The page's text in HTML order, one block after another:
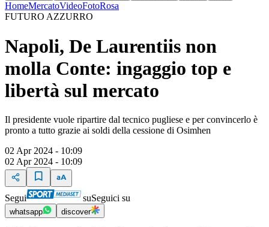
HomeMercatoVideoFotoRosa
FUTURO AZZURRO
Napoli, De Laurentiis non
molla Conte: ingaggio top e
libertà sul mercato
Il presidente vuole ripartire dal tecnico pugliese e per convincerlo è
pronto a tutto grazie ai soldi della cessione di Osimhen
02 Apr 2024 - 10:09
02 Apr 2024 - 10:09
Segui suSeguici su
whatsapp discover